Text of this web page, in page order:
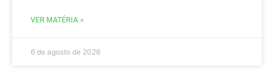
VER MATÉRIA »
6 de agosto de 2026